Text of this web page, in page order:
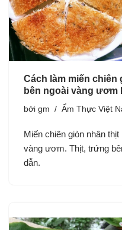
Cách làm miến
bên ngoài vàng ươm
bởi gm Ẩm Thực Việt
Miến chiên giòn nhân
vàng ươm. Thịt, trứng
dẫn.